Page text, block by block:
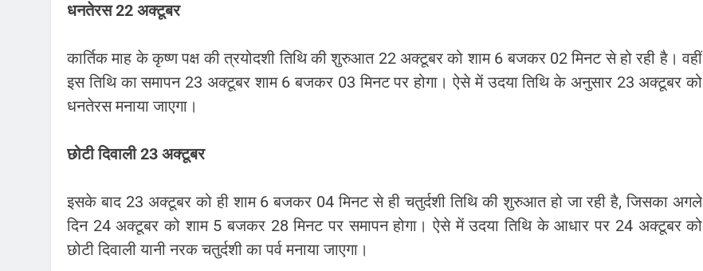
धनतेरस 22 अक्टूबर
कार्तिक माह के कृष्ण पक्ष की त्रयोदशी तिथि की शुरुआत 22 अक्टूबर को शाम 6 बजकर 02 मिनट से हो रही है। वहीं
इस तिथि का समापन 23 अक्टूबर शाम 6 बजकर 03 मिनट पर होगा। ऐसे में उदया तिथि के अनुसार 23 अक्टूबर को
धनतेरस मनाया जाएगा।
छोटी दिवाली 23 अक्टूबर
इसके बाद 23 अक्टूबर को ही शाम 6 बजकर 04 मिनट से ही चतुर्दशी तिथि की शुरुआत हो जा रही है, जिसका अगले
दिन 24 अक्टूबर को शाम 5 बजकर 28 मिनट पर समापन होगा। ऐसे में उदया तिथि के आधार पर 24 अक्टूबर को
छोटी दिवाली यानी नरक चतुर्दशी का पर्व मनाया जाएगा।